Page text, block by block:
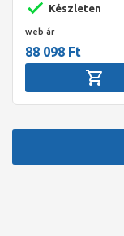
Készleten
web ár
88 098 Ft